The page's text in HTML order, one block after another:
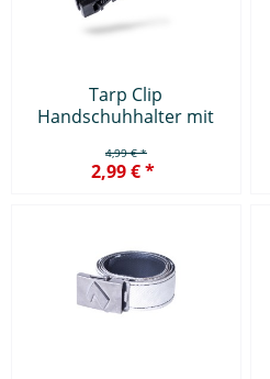
Tarp Clip
Handschuhhalter mit
4,99 € *
2,99 € *